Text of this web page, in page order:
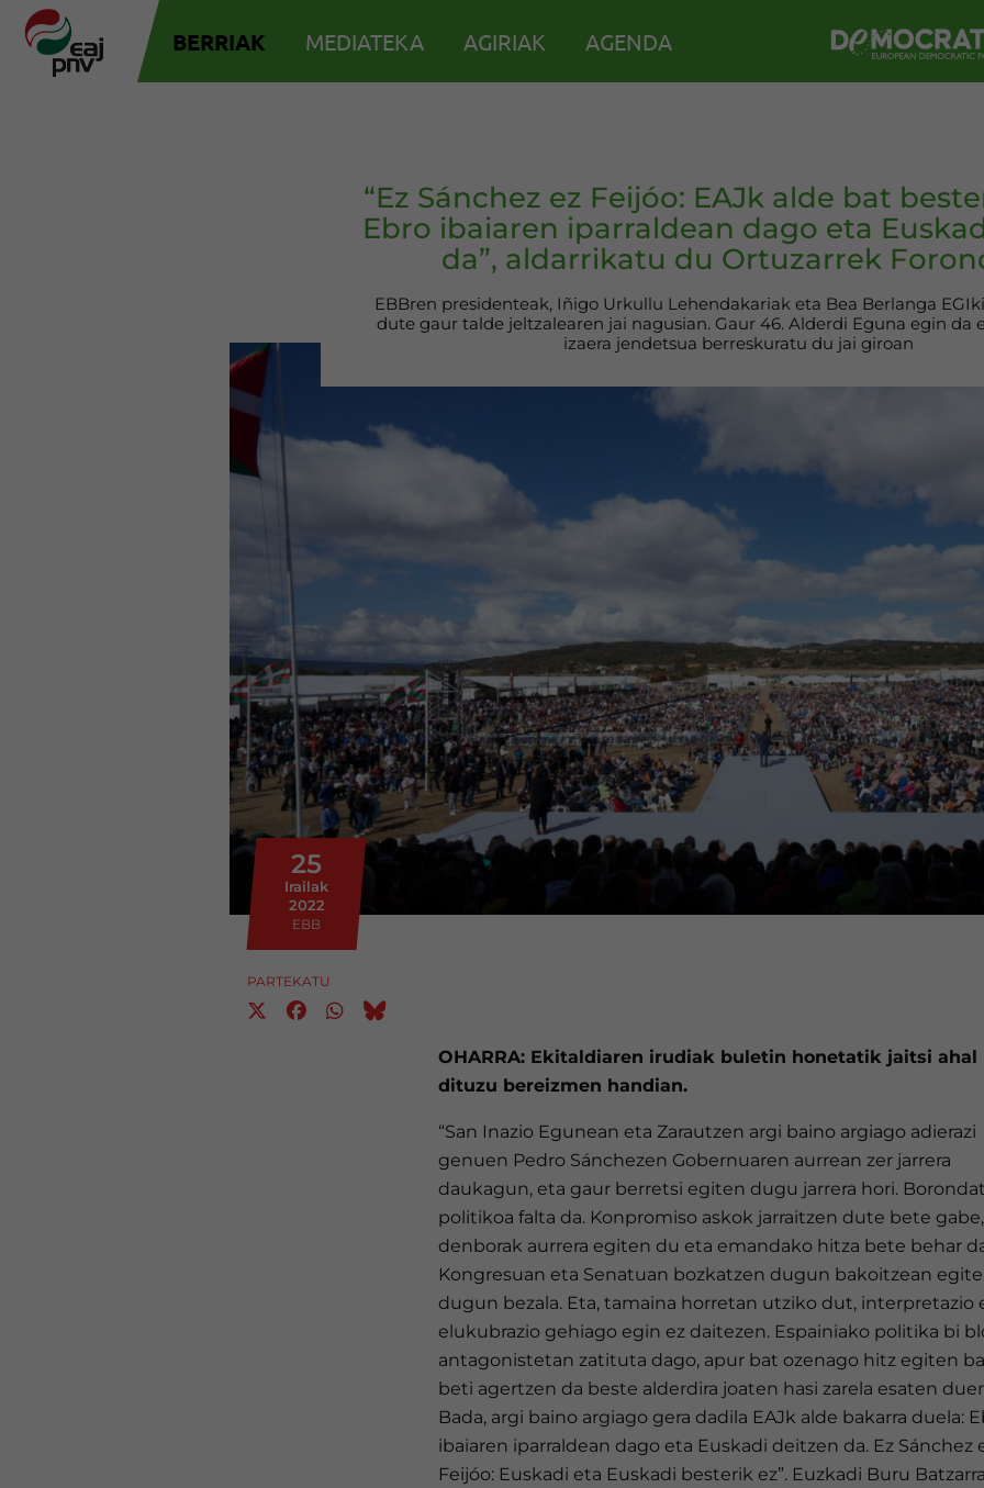
BERRIAK MEDIATEKA AGIRIAK AGENDA
“Ez Sánchez ez Feijóo: EAJk alde bat
Ebro ibaiaren iparraldean dago eta
da”, aldarrikatu du Ortuzarrek
EBBren presidenteak, Iñigo Urkullu Lehendakariak eta Bea Berlanga
dute gaur talde jeltzalearen jai nagusian. Gaur 46. Alderdi Eguna egin da
izaera jendetsua berreskuratu du jai giroan
25
Irailak
2022
EBB
PARTEKATU
OHARRA: Ekitaldiaren irudiak buletin honetatik jaitsi ahal
dituzu bereizmen handian.
“San Inazio Egunean eta Zarautzen argi baino argiago adierazi
genuen Pedro Sánchezen Gobernuaren aurrean zer jarrera
daukagun, eta gaur berretsi egiten dugu jarrera hori.
politikoa falta da. Konpromiso askok jarraitzen dute bete gabe,
denborak aurrera egiten du eta emandako hitza bete behar
Kongresuan eta Senatuan bozkatzen dugun bakoitzean
dugun bezala. Eta, tamaina horretan utziko dut, interpretazio
elukubrazio gehiago egin ez daitezen. Espainiako politika bi
antagonistetan zatituta dago, apur bat ozenago hitz egiten
beti agertzen da beste alderdira joaten hasi zarela esaten
Bada, argi baino argiago gera dadila EAJk alde bakarra duela:
ibaiaren iparraldean dago eta Euskadi deitzen da. Ez Sánchez
Feijóo: Euskadi eta Euskadi besterik ez”. Euzkadi Buru